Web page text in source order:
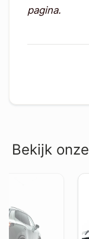
pagina.
Bekijk onze